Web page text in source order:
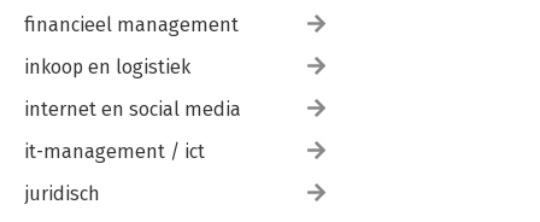
financieel management
inkoop en logistiek
internet en social media
it-management / ict
juridisch